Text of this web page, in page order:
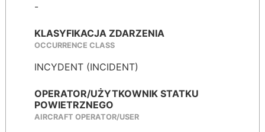
-
KLASYFIKACJA ZDARZENIA
OCCURRENCE CLASS
INCYDENT (INCIDENT)
OPERATOR/UŻYTKOWNIK STATKU
POWIETRZNEGO
AIRCRAFT OPERATOR/USER